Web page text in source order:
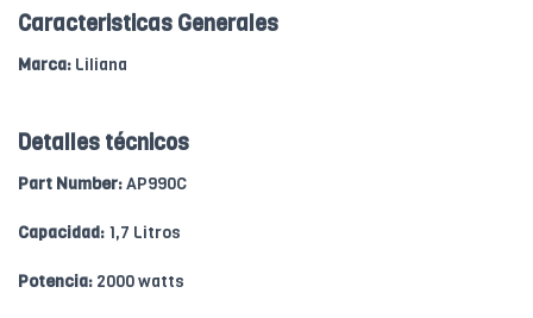
Caracteristicas Generales
Marca: Liliana
Detalles técnicos
Part Number:AP990C
Capacidad: 1,7 Litros
Potencia: 2000 watts